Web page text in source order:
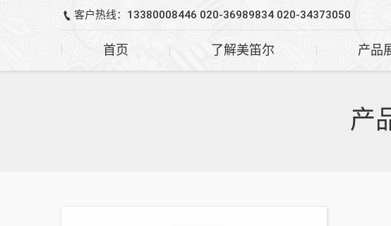
客户热线：13380008446 020-36989834 020-34373050
首页 了解美笛尔 产品
产